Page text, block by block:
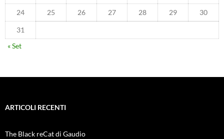
24 25 26 27 28 29 30
31
« Set
ARTICOLI RECENTI
The Black reCat di Gaudio